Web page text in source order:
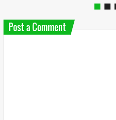
Post a Comment